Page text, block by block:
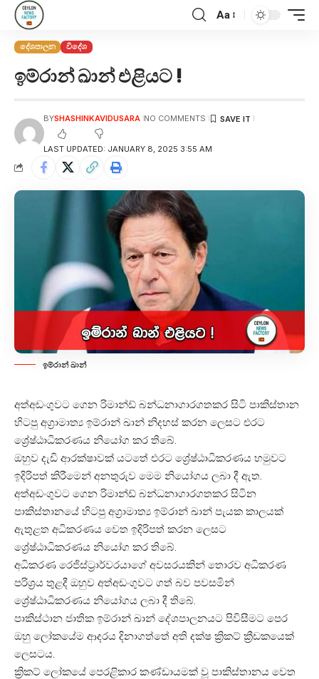
Aa
දේශපාලන විදේශ
ඉම්රාන් ඛාන් එළියට !
LAST UPDATED: JANUARY 8, 2025 3:55 AM
BYSHASHINKAVIDUSARA NO COMMENTS
ඉම්රාන් ඛාන්
අත්අඩංගුවට ගෙන රිමාන්ඩ් බන්ධනාගාරගතකර සිටි පාකිස්තාන
හිටපු අග්‍රාමාත්‍ය ඉම්රාන් ඛාන් නිදහස් කරන ලෙසට එරට
ශ්‍රේෂ්ඨාධිකරණය නියෝග කර තිබේ.
ඔහුව දැඩි ආරක්ෂාවක් යටතේ එරට ශ්‍රේෂ්ඨාධිකරණය හමුවට
ඉදිරිපත් කිරීමෙන් අනතුරුව මෙම නියෝගය ලබා දී ඇත.
අත්අඩංගුවට ගෙන රිමාන්ඩ් බන්ධනාගාරගතකර සිටින
පාකිස්තානයේ හිටපු අග්‍රාමාත්‍ය ඉම්රාන් ඛාන් පැයක කාලයක්
ඇතුළත අධිකරණය වෙත ඉදිරිපත් කරන ලෙසට
ශ්‍රේෂ්ඨාධිකරණය නියෝග කර තිබේ.
අධිකරණ රෙජිස්ට්‍රාර්වරයාගේ අවසරයකින් තොරව අධිකරණ
පරිශ්‍රය තුළදී ඔහුව අත්අඩංගුවට ගත් බව පවසමින්
ශ්‍රේෂ්ඨාධිකරණය නියෝගය ලබා දී තිබේ.
පාකිස්ථාන ජාතික ඉම්රාන් ඛාන් දේශපාලනයට පිවිසීමට පෙර
ඔහු ලෝකයේම ආදරය දිනාගත්තේ අති දක්ෂ ක්‍රිකට් ක්‍රීඩකයෙක්
ලෙසටය.
ක්‍රිකට් ලෝකයේ පෙරළිකාර කණ්ඩායමක් වූ පාකිස්තානය වෙත